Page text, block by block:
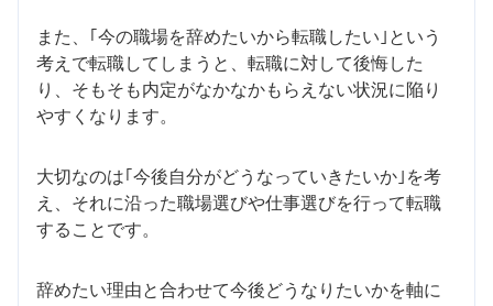
また、｢今の職場を辞めたいから転職したい｣という
考えで転職してしまうと、転職に対して後悔した
り、そもそも内定がなかなかもらえない状況に陥り
やすくなります。
大切なのは｢今後自分がどうなっていきたいか｣を考
え、それに沿った職場選びや仕事選びを行って転職
することです。
辞めたい理由と合わせて今後どうなりたいかを軸に